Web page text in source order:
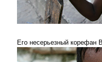
Его несерьезный